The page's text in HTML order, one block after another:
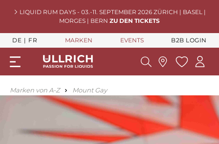
LIQUID RUM DAYS - 03.-11. SEPTEMBER 2026 ZÜRICH | BASEL |
MORGES | BERN ZU DEN TICKETS
DE FR MARKEN EVENTS B2B LOGIN
Marken von A-Z Mount Gay